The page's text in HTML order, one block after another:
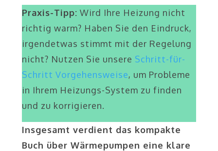
Praxis-Tipp: Wird Ihre Heizung nicht
richtig warm? Haben Sie den Eindruck,
irgendetwas stimmt mit der Regelung
nicht? Nutzen Sie unsere Schritt-für-
Schritt Vorgehensweise, um Probleme
in Ihrem Heizungs-System zu finden
und zu korrigieren.
Insgesamt verdient das kompakte
Buch über Wärmepumpen eine klare